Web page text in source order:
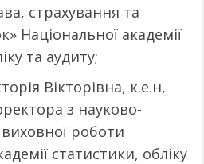
страхування та
Національної академії
та аудиту;
Вікторівна, к.е.н,
з науково-
виховної роботи
статистики, обліку